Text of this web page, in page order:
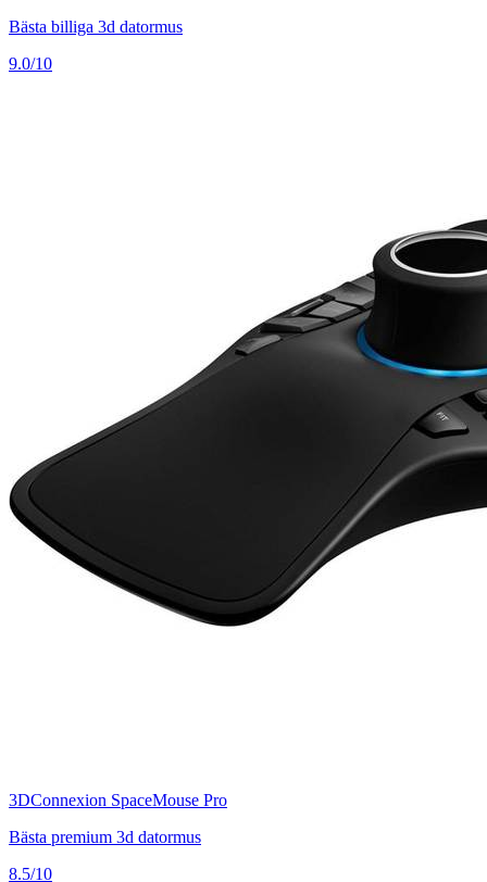
Bästa billiga 3d datormus
9.0/10
3DConnexion SpaceMouse Pro
Bästa premium 3d datormus
8.5/10